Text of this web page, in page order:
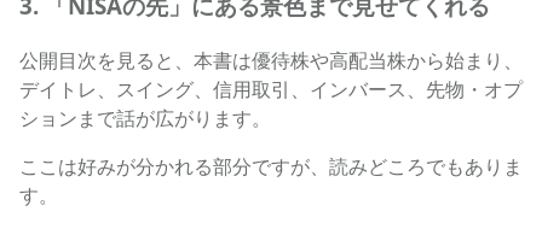
公開目次を見ると、本書は優待株や高配当株から始まり、
デイトレ、スイング、信用取引、インバース、先物・オプ
ションまで話が広がります。
ここは好みが分かれる部分ですが、読みどころでもありま
す。